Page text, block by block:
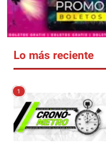
Lo más reciente
1